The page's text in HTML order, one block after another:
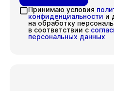
Принимаю условия
конфиденциальности и
на обработку
в соответствии с
персональных данных